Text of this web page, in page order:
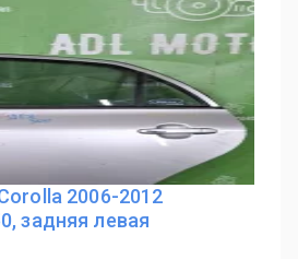
2006-2012
задняя левая